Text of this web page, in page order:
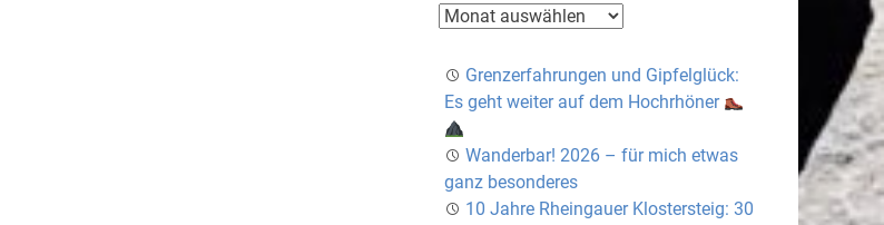
Archiv
Grenzerfahrungen und Gipfelglück:
Es geht weiter auf dem Hochrhöner
Wanderbar! 2026 – für mich etwas
ganz besonderes
10 Jahre Rheingauer Klostersteig: 30